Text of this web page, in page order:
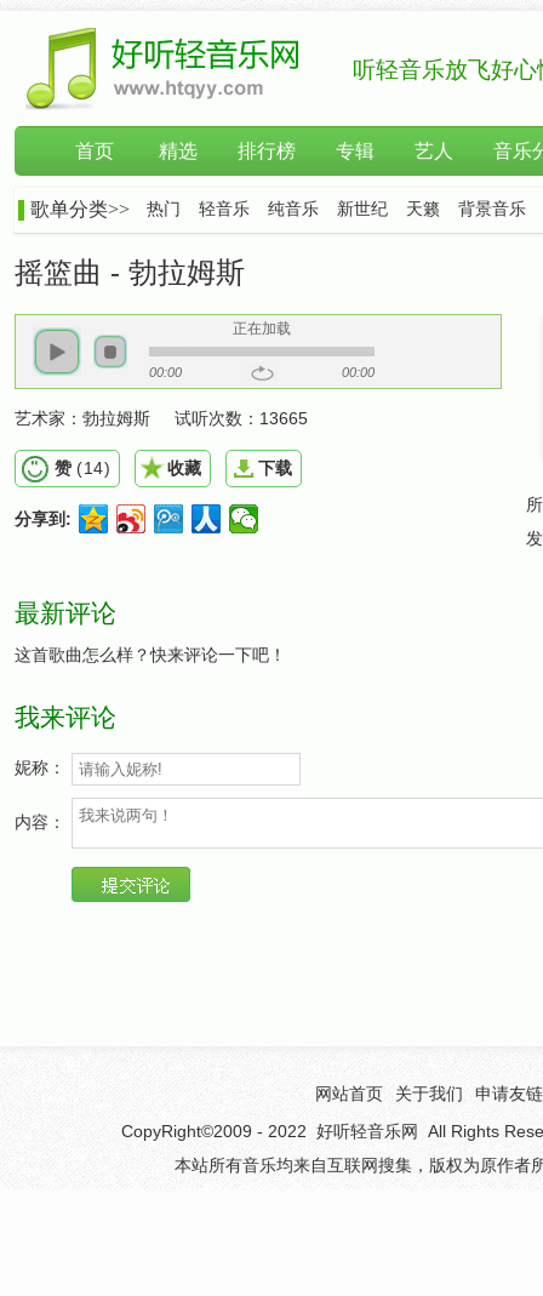
听轻音乐放飞好心
首页 精选 排行榜 专辑 艺人 音乐
歌单分类>> 热门 轻音乐 纯音乐 新世纪 天籁 背景音乐
摇篮曲 - 勃拉姆斯
正在加载
00:00 00:00
艺术家： 勃拉姆斯 试听次数： 13665
赞 (14) 收藏 下载
分享到:
最新评论
这首歌曲怎么样？快来评论一下吧！
我来评论
妮称：
内容：
网站首页 关于我们
申请友链
CopyRight©2009 - 2022 好听轻音乐网
All Rights
本站所有音乐均来自互联网搜集，版权为原作者